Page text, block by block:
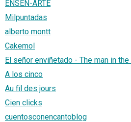
ENSEÑ-ARTE
Milpuntadas
alberto montt
Cakemol
El señor enviñetado - The man in
A los cinco
Au fil des jours
Cien clicks
cuentosconencantoblog